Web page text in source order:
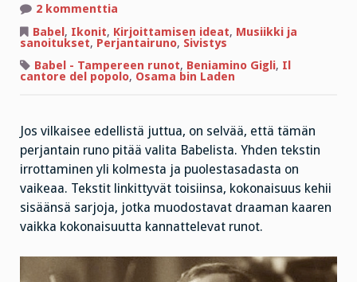
2 kommenttia
Beniamino
Gigli
kuolee
ja
bin
Laden
Babel, Ikonit, Kirjoittamisen ideat, Musiikki ja
sanoitukset, Perjantairuno, Sivistys
Babel - Tampereen runot, Beniamino Gigli, Il
cantore del popolo, Osama bin Laden
Jos vilkaisee edellistä juttua, on selvää, että tämän
perjantain runo pitää valita Babelista. Yhden tekstin
irrottaminen yli kolmesta ja puolestasadasta on
vaikeaa. Tekstit linkittyvät toisiinsa, kokonaisuus kehii
sisäänsä sarjoja, jotka muodostavat draaman kaaren
vaikka kokonaisuutta kannattelevat runot.